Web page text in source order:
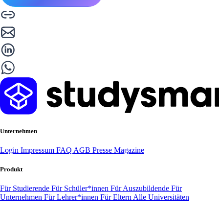
Unternehmen
Login Impressum FAQ AGB Presse Magazine
Produkt
Für Studierende Für Schüler*innen Für Auszubildende Für
Unternehmen Für Lehrer*innen Für Eltern Alle Universitäten